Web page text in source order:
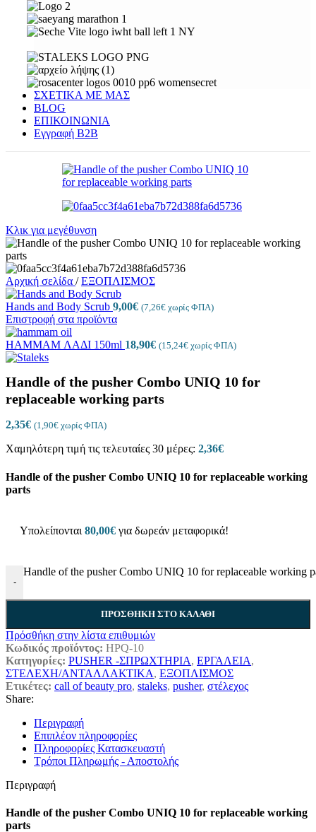
ΣΧΕΤΙΚΑ ΜΕ ΜΑΣ
BLOG
ΕΠΙΚΟΙΝΩΝΙΑ
Εγγραφή Β2Β
Κλικ για μεγέθυνση
Αρχική σελίδα / ΕΞΟΠΛΙΣΜΟΣ
Hands and Body Scrub 9,00€ (7,26€ χωρίς ΦΠΑ)
Επιστροφή στα προϊόντα
HAMMAM ΛΑΔΙ 150ml 18,90€ (15,24€ χωρίς ΦΠΑ)
Handle of the pusher Combo UNIQ 10 for
replaceable working parts
2,35€ (1,90€ χωρίς ΦΠΑ)
Χαμηλότερη τιμή τις τελευταίες 30 μέρες: 2,36€
Handle of the pusher Combo UNIQ 10 for replaceable working
parts
Υπολείπονται 80,00€ για δωρεάν μεταφορικά!
-
Handle of the pusher Combo UNIQ 10 for replaceable working
ΠΡΟΣΘΉΚΗ ΣΤΟ ΚΑΛΆΘΙ
Πρόσθήκη στην λίστα επιθυμιών
Κωδικός προϊόντος: HPQ-10
Κατηγορίες: PUSHER -ΣΠΡΩΧΤΗΡΙΑ, ΕΡΓΑΛΕΙΑ,
ΣΤΕΛΕΧΗ/ΑΝΤΑΛΛΑΚΤΙΚΑ, ΕΞΟΠΛΙΣΜΟΣ
Ετικέτες: call of beauty pro, staleks, pusher, στέλεχος
Share:
Περιγραφή
Επιπλέον πληροφορίες
Πληροφορίες Κατασκευαστή
Τρόποι Πληρωμής - Αποστολής
Περιγραφή
Handle of the pusher Combo UNIQ 10 for replaceable working
parts